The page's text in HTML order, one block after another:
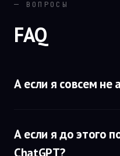
— ВОПРОСЫ
FAQ
А если я совсем не
А если я до этого
ChatGPT?